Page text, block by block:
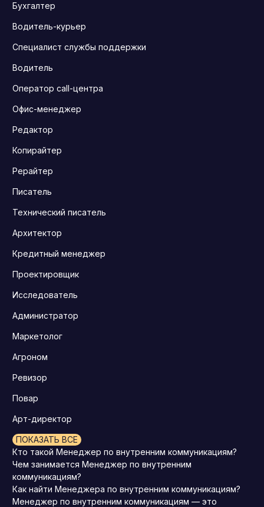
Бухгалтер
Водитель-курьер
Специалист службы поддержки
Водитель
Оператор call-центра
Офис-менеджер
Редактор
Копирайтер
Рерайтер
Писатель
Технический писатель
Архитектор
Кредитный менеджер
Проектировщик
Исследователь
Администратор
Маркетолог
Агроном
Ревизор
Повар
Арт-директор
ПОКАЗАТЬ ВСЕ
Кто такой Менеджер по внутренним коммуникациям?
Чем занимается Менеджер по внутренним
коммуникациям?
Как найти Менеджера по внутренним коммуникациям?
Менеджер по внутренним коммуникациям — это